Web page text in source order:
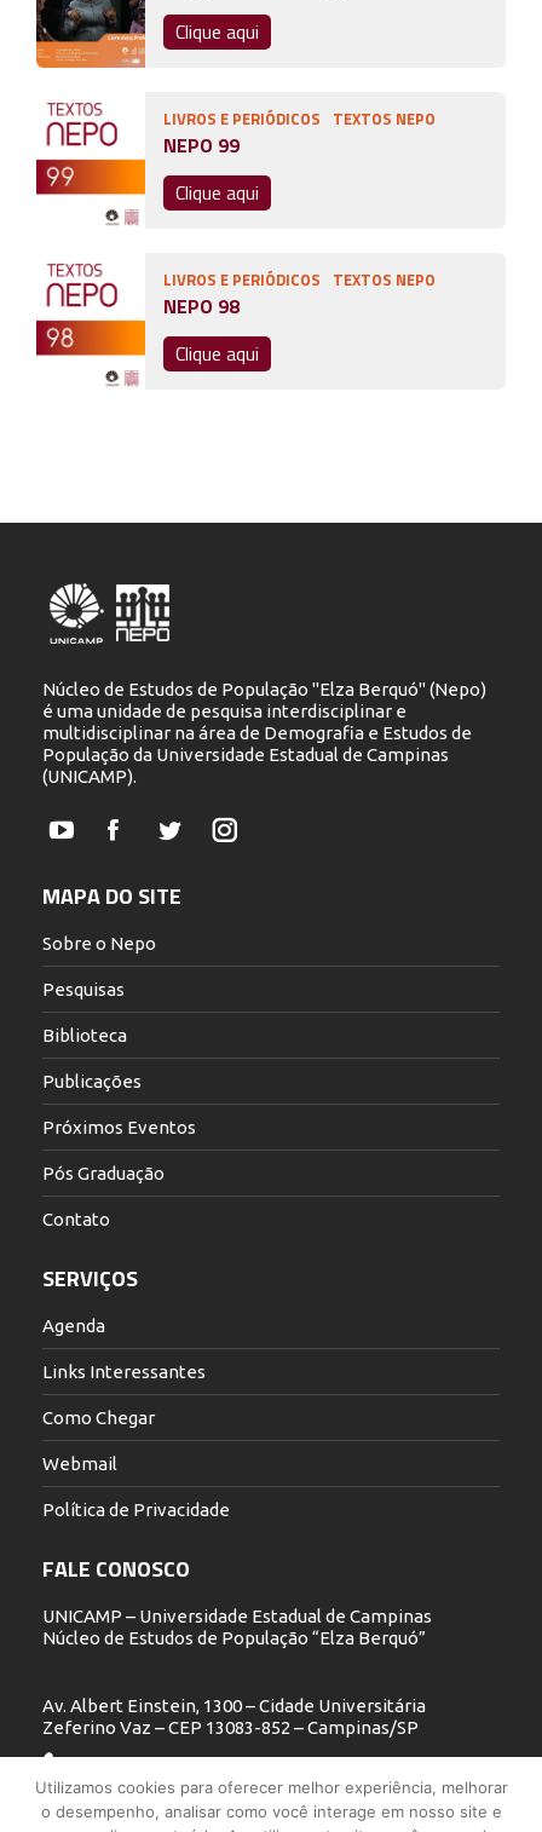
Clique aqui
LIVROS E PERIÓDICOS TEXTOS NEPO
NEPO 99
Clique aqui
LIVROS E PERIÓDICOS TEXTOS NEPO
NEPO 98
Clique aqui
Núcleo de Estudos de População "Elza Berquó" (Nepo)
é uma unidade de pesquisa interdisciplinar e
multidisciplinar na área de Demografia e Estudos de
População da Universidade Estadual de Campinas
(UNICAMP).
YouTubeFacebookTwitterInstagram
MAPA DO SITE
Sobre o Nepo
Pesquisas
Biblioteca
Publicações
Próximos Eventos
Pós Graduação
Contato
SERVIÇOS
Agenda
Links Interessantes
Como Chegar
Webmail
Política de Privacidade
FALE CONOSCO
UNICAMP – Universidade Estadual de Campinas
Núcleo de Estudos de População “Elza Berquó”
Av. Albert Einstein, 1300 – Cidade Universitária
Zeferino Vaz – CEP 13083-852 – Campinas/SP
19 3521.5900
nepo@unicamp.br
Utilizamos cookies para oferecer melhor experiência, melhorar
o desempenho, analisar como você interage em nosso site e